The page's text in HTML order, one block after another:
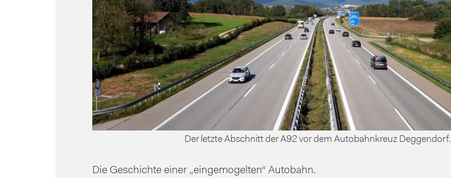
Der letzte Abschnitt der A92 vor dem Autobahnkreuz Deggendorf.
Die Geschichte einer „eingemogelten“ Autobahn.